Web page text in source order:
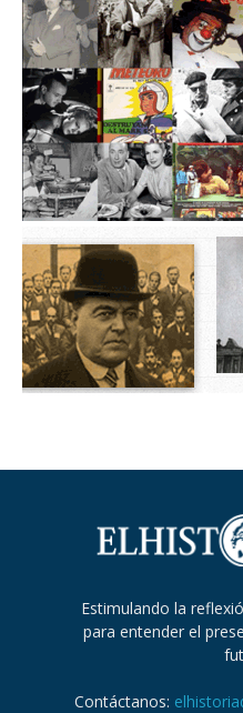
Estimulando la
para entender el
Contáctanos: